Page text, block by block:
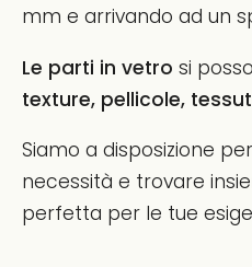
mm e arrivando ad un
Le parti in vetro si
texture, pellicole,
Siamo a disposizione
necessità e trovare
perfetta per le tue